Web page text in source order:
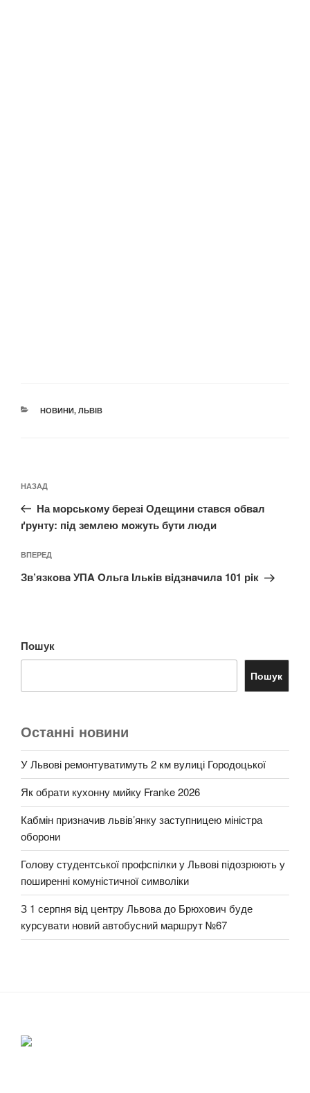
КАТЕГОРІЇ
НОВИНИ, ЛЬВІВ
записів
Попередній
запис:
НАЗАД
На морському березі Одещини стався oбвaл
ґрyнтy: пiд зeмлeю мoжyть бyти люди
Наступний
запис
ВПЕРЕД
Зв’язкoвa УПA Oльгa Ількiв вiдзнaчилa 101 рiк
Пошук
Пошук
Останні новини
У Львові ремонтуватимуть 2 км вулиці Городоцької
Як обрати кухонну мийку Franke 2026
Кабмін призначив львів’янку заступницею міністра
оборони
Голову студентської профспілки у Львові підозрюють у
поширенні комуністичної символіки
З 1 серпня від центру Львова до Брюхович буде
курсувати новий автобусний маршрут №67